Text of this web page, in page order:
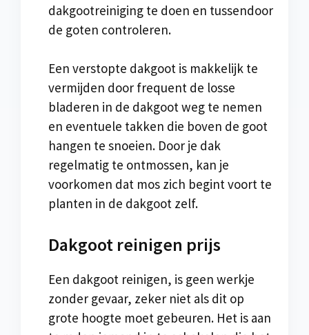
dakgootreiniging te doen en tussendoor
de goten controleren.
Een verstopte dakgoot is makkelijk te
vermijden door frequent de losse
bladeren in de dakgoot weg te nemen
en eventuele takken die boven de goot
hangen te snoeien. Door je dak
regelmatig te ontmossen, kan je
voorkomen dat mos zich begint voort te
planten in de dakgoot zelf.
Dakgoot reinigen prijs
Een dakgoot reinigen, is geen werkje
zonder gevaar, zeker niet als dit op
grote hoogte moet gebeuren. Het is aan